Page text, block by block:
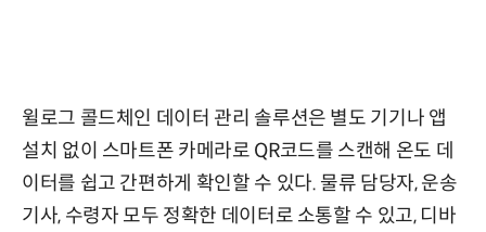
윌로그 콜드체인 데이터 관리 솔루션은 별도 기기나 앱
설치 없이 스마트폰 카메라로 QR코드를 스캔해 온도 데
이터를 쉽고 간편하게 확인할 수 있다. 물류 담당자, 운송
기사, 수령자 모두 정확한 데이터로 소통할 수 있고, 디바